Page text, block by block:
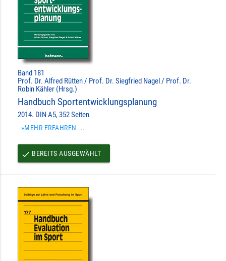
Band 181
Prof. Dr. Alfred Rütten / Prof. Dr. Siegfried Nagel / Prof. Dr.
Robin Kähler (Hrsg.)
Handbuch Sportentwicklungsplanung
2014. DIN A5, 352 Seiten
»MEHR ERFAHREN ...
done BEREITS AUSGEWÄHLT